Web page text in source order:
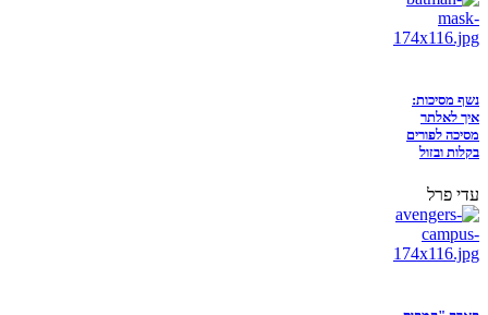
נשף מסיכות:
איך לאלתר
מסיכה לפורים
בקלות ובזול
עדי פרל